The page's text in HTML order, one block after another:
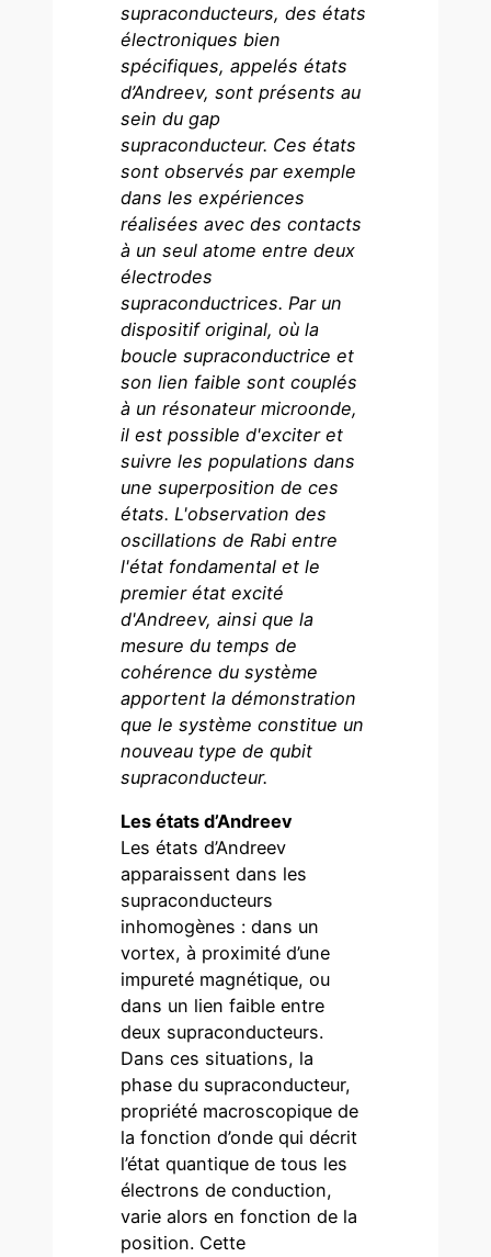
supraconducteurs, des états
électroniques bien
spécifiques, appelés états
d’Andreev, sont présents au
sein du gap
supraconducteur. Ces états
sont observéspar exemple
dans les expériences
réalisées avec des contacts
à un seul atome entre deux
électrodes
supraconductrices. Par un
dispositif original, où la
boucle supraconductrice et
son lien faible sont couplés
à un résonateur microonde,
il est possible d'exciter et
suivre les populations dans
une superposition de ces
états. L'observation des
oscillations de Rabi entre
l'état fondamental et le
premier état excité
d'Andreev, ainsi que la
mesure du temps de
cohérence du système
apportent la démonstration
que le système constitue un
nouveau type de qubit
supraconducteur.
Les états d’Andreev
Les états d’Andreev
apparaissent dans les
supraconducteurs
inhomogènes : dans un
vortex, à proximité d’une
impureté magnétique, ou
dans un lien faible entre
deux supraconducteurs.
Dans ces situations, la
phase du supraconducteur,
propriété macroscopique de
la fonction d’onde qui décrit
l’état quantique de tous les
électrons de conduction,
varie alors en fonction de la
position. Cette